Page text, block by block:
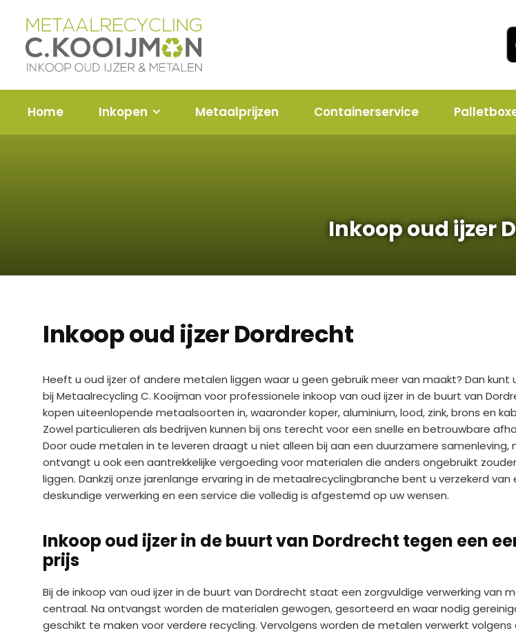
Home Inkopen Metaalprijzen Containerservice
Inkoop oud ijzer
Inkoop oud ijzer Dordrecht
Heeft u oud ijzer of andere metalen liggen waar u geen gebruik meer van maakt? Dan kunt
bij Metaalrecycling C. Kooijman voor professionele inkoop van oud ijzer in de buurt van
kopen uiteenlopende metaalsoorten in, waaronder koper, aluminium, lood, zink, brons en
Zowel particulieren als bedrijven kunnen bij ons terecht voor een snelle en betrouwbare
Door oude metalen in te leveren draagt u niet alleen bij aan een duurzamere samenleving,
ontvangt u ook een aantrekkelijke vergoeding voor materialen die anders ongebruikt
liggen. Dankzij onze jarenlange ervaring in de metaalrecyclingbranche bent u verzekerd van
deskundige verwerking en een service die volledig is afgestemd op uw wensen.
Inkoop oud ijzer in de buurt van Dordrecht tegen een
prijs
Bij de inkoop van oud ijzer in de buurt van Dordrecht staat een zorgvuldige verwerking van
centraal. Na ontvangst worden de materialen gewogen, gesorteerd en waar nodig
geschikt te maken voor verdere recycling. Vervolgens worden de metalen verwerkt volgens